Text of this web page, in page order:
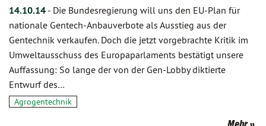
14.10.14 - Die Bundesregierung will uns den EU-Plan für
nationale Gentech-Anbauverbote als Ausstieg aus der
Gentechnik verkaufen. Doch die jetzt vorgebrachte Kritik im
Umweltausschuss des Europaparlaments bestätigt unsere
Auffassung: So lange der von der Gen-Lobby diktierte
Entwurf des…
Agrogentechnik